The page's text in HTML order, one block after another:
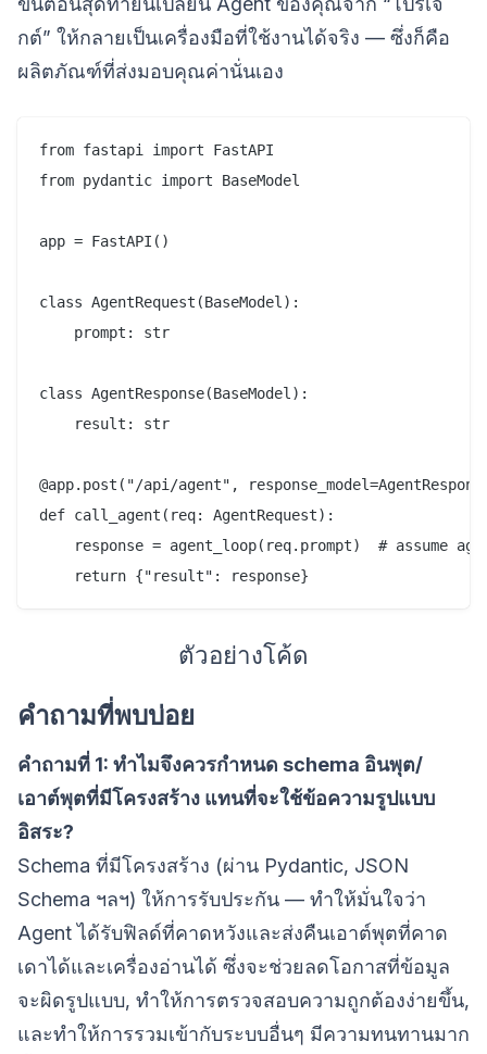
กต์” ให้กลายเป็นเครื่องมือที่ใช้งานได้จริง — ซึ่งก็คือ
ผลิตภัณฑ์ที่ส่งมอบคุณค่านั่นเอง
from fastapi import FastAPI
from pydantic import BaseModel
app = FastAPI()
class AgentRequest(BaseModel):
    prompt: str
class AgentResponse(BaseModel):
    result: str
@app.post("/api/agent",
def call_agent(req: AgentRequest):
response = agent_loop(req.prompt)  # assume
ตัวอย่างโค้ด
คำถามที่พบบ่อย
คำถามที่ 1: ทำไมจึงควรกำหนด schema อินพุต/
เอาต์พุตที่มีโครงสร้าง แทนที่จะใช้ข้อความรูปแบบ
อิสระ?
Schema ที่มีโครงสร้าง (ผ่าน Pydantic, JSON
Schema ฯลฯ) ให้การรับประกัน — ทำให้มั่นใจว่า
Agent ได้รับฟิลด์ที่คาดหวังและส่งคืนเอาต์พุตที่คาด
เดาได้และเครื่องอ่านได้ ซึ่งจะช่วยลดโอกาสที่ข้อมูล
จะผิดรูปแบบ, ทำให้การตรวจสอบความถูกต้องง่ายขึ้น,
และทำให้การรวมเข้ากับระบบอื่นๆ มีความทนทานมาก